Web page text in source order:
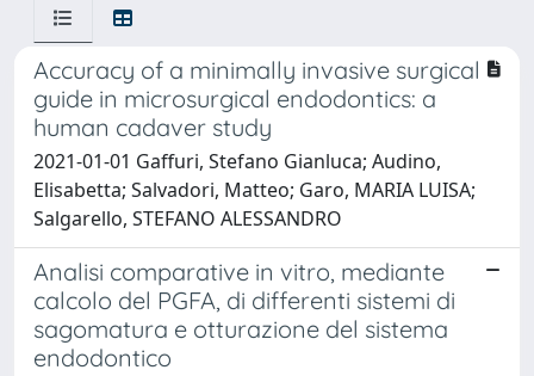
Accuracy of a minimally invasive surgical
guide in microsurgical endodontics: a
human cadaver study
2021-01-01 Gaffuri, Stefano Gianluca; Audino,
Elisabetta; Salvadori, Matteo; Garo, MARIA LUISA;
Salgarello, STEFANO ALESSANDRO
Analisi comparative in vitro, mediante
calcolo del PGFA, di differenti sistemi di
sagomatura e otturazione del sistema
endodontico